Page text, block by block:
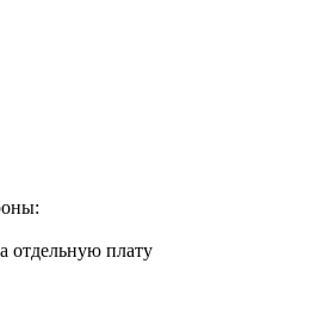
отдельную плату